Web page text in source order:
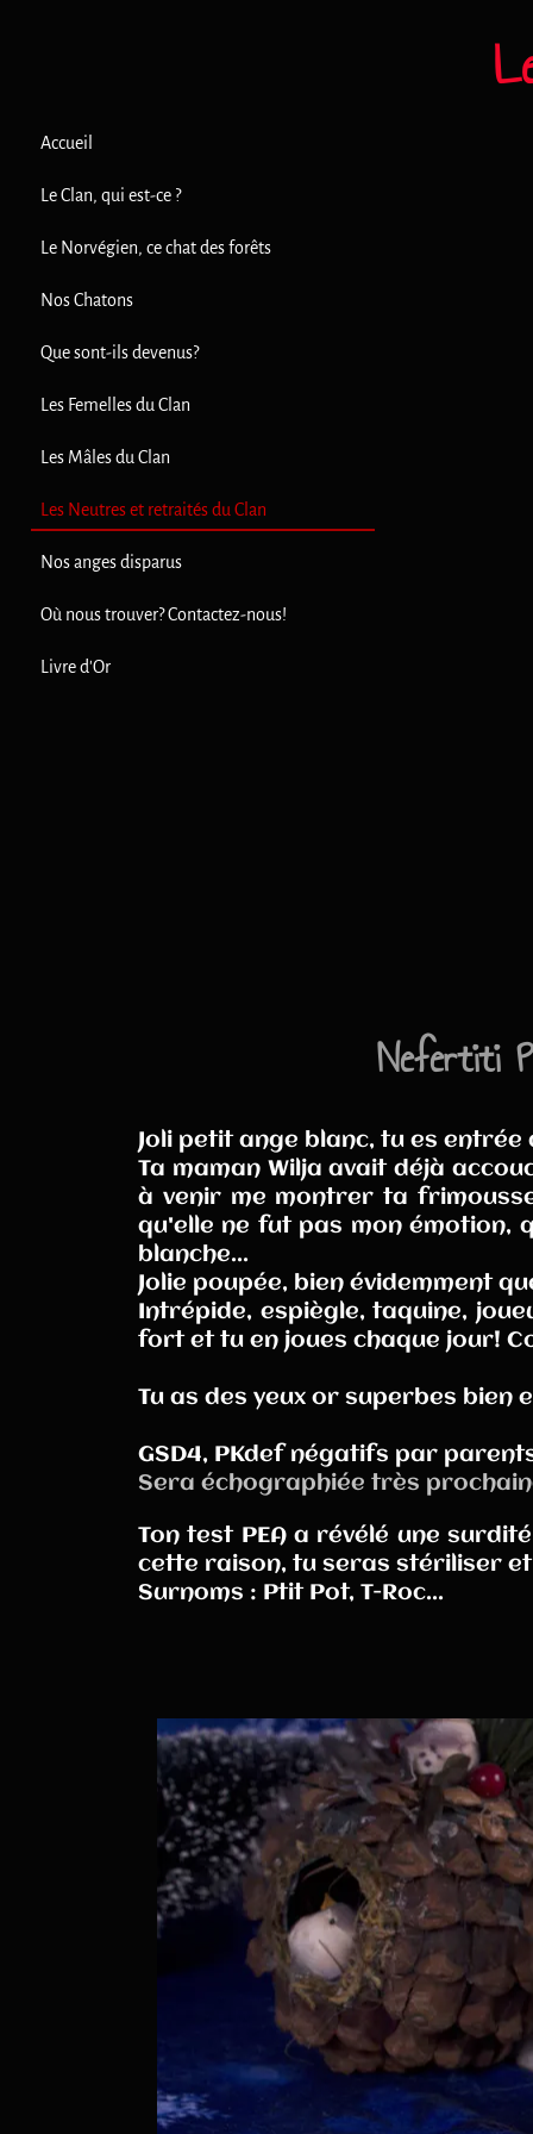
Accueil
Le Clan, qui est-ce ?
Le Norvégien, ce chat des forêts
Nos Chatons
Que sont-ils devenus?
Les Femelles du Clan
Les Mâles du Clan
Les Neutres et retraités du Clan
Nos anges disparus
Où nous trouver? Contactez-nous!
Livre d'Or
Nefertiti
Joli petit ange blanc, tu es entrée
Ta maman Wilja avait déjà
à venir me montrer ta
qu'elle ne fut pas mon émotion,
blanche...
Jolie poupée, bien évidemment
Intrépide, espiègle, taquine,
fort et tu en joues chaque jour!
Tu as des yeux or superbes bien
GSD4, PKdef négatifs par
Sera échographiée très
Ton test PEA a révélé une
cette raison, tu seras stériliser
Surnoms : Ptit Pot, T-Roc...